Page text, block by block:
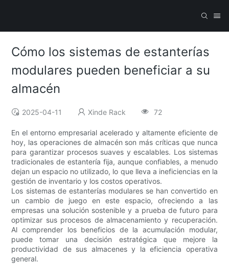
Cómo los sistemas de estanterías
modulares pueden beneficiar a su
almacén
2025-04-11 Xinde Rack 72
En el entorno empresarial acelerado y altamente eficiente de
hoy, las operaciones de almacén son más críticas que nunca
para garantizar procesos suaves y escalables. Los sistemas
tradicionales de estantería fija, aunque confiables, a menudo
dejan un espacio no utilizado, lo que lleva a ineficiencias en la
gestión de inventario y los costos operativos.
Los sistemas de estanterías modulares se han convertido en
un cambio de juego en este espacio, ofreciendo a las
empresas una solución sostenible y a prueba de futuro para
optimizar sus procesos de almacenamiento y recuperación.
Al comprender los beneficios de la acumulación modular,
puede tomar una decisión estratégica que mejore la
productividad de sus almacenes y la eficiencia operativa
general.